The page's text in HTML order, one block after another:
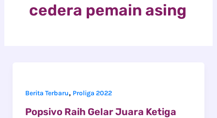
cedera pemain asing
Berita Terbaru, Proliga 2022
Popsivo Raih Gelar Juara Ketiga